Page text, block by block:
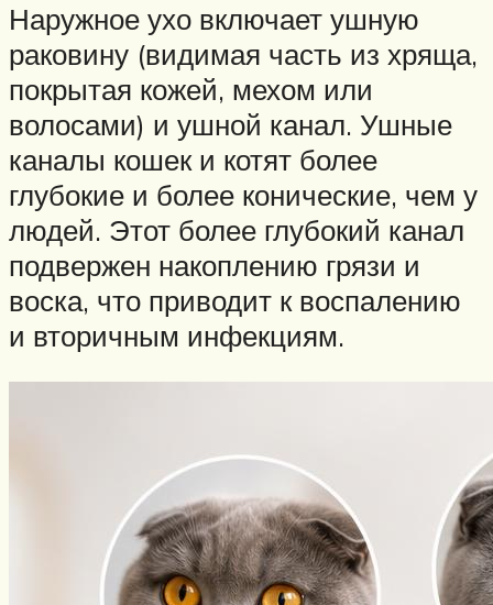
Наружное ухо включает ушную
раковину (видимая часть из хряща,
покрытая кожей, мехом или
волосами) и ушной канал. Ушные
каналы кошек и котят более
глубокие и более конические, чем у
людей. Этот более глубокий канал
подвержен накоплению грязи и
воска, что приводит к воспалению
и вторичным инфекциям.